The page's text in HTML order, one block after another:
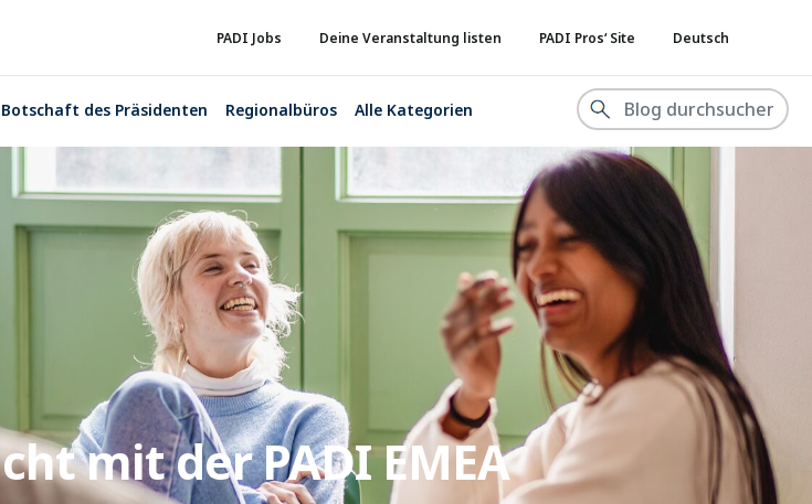
PADI Jobs Deine Veranstaltung listen PADI Pros‘ Site Deutsch
Botschaft des Präsidenten Regionalbüros Alle Kategorien
mit der PADI EMEA